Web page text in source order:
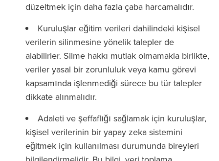
düzeltmek için daha fazla çaba harcamalıdır.
Kuruluşlar eğitim verileri dahilindeki kişisel
verilerin silinmesine yönelik talepler de
alabilirler. Silme hakkı mutlak olmamakla birlikte,
veriler yasal bir zorunluluk veya kamu görevi
kapsamında işlenmediği sürece bu tür talepler
dikkate alınmalıdır.
Adaleti ve şeffaflığı sağlamak için kuruluşlar,
kişisel verilerinin bir yapay zeka sistemini
eğitmek için kullanılması durumunda bireyleri